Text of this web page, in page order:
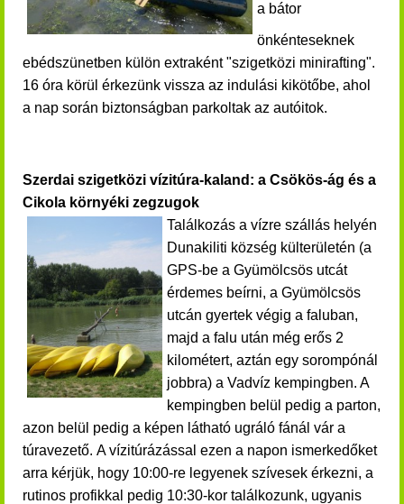
a bátor
önkénteseknek
ebédszünetben külön extraként "szigetközi minirafting".
16 óra körül érkezünk vissza az indulási kikötőbe, ahol
a nap során biztonságban parkoltak az autóitok.
Szerdai szigetközi vízitúra-kaland: a Csökös-ág és a
Cikola környéki zegzugok
Találkozás a vízre szállás helyén
Dunakiliti község külterületén (a
GPS-be a Gyümölcsös utcát
érdemes beírni, a Gyümölcsös
utcán gyertek végig a faluban,
majd a falu után még erős 2
kilométert, aztán egy sorompónál
jobbra) a Vadvíz kempingben. A
kempingben belül pedig a parton,
azon belül pedig a képen látható ugráló fánál vár a
túravezető. A vízitúrázással ezen a napon ismerkedőket
arra kérjük, hogy 10:00-re legyenek szívesek érkezni, a
rutinos profikkal pedig 10:30-kor találkozunk, ugyanis